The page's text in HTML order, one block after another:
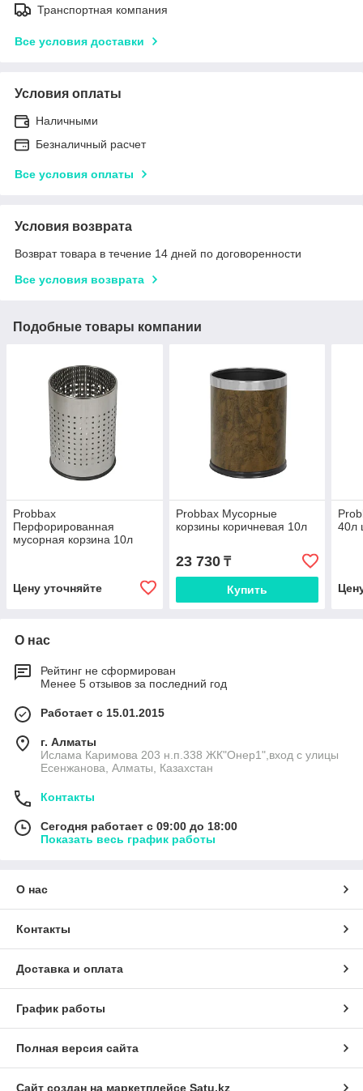
Транспортная компания
Все условия доставки
Условия оплаты
Наличными
Безналичный расчет
Все условия оплаты
Условия возврата
Возврат товара в течение 14 дней по договоренности
Все условия возврата
Подобные товары компании
Probbax
Перфорированная
мусорная корзина 10л
Цену уточняйте
Probbax Мусорные
корзины коричневая 10л
23 730₸
Купить
40л
О нас
Рейтинг не сформирован
Менее 5 отзывов за последний год
Работает с 15.01.2015
г. Алматы
Ислама Каримова 203 н.п.338 ЖК"Онер1",вход с улицы
Есенжанова, Алматы, Казахстан
Контакты
Сегодня работает с 09:00 до 18:00
Показать весь график работы
О нас
Контакты
Доставка и оплата
График работы
Полная версия сайта
Сайт создан на маркетплейсе Satu.kz